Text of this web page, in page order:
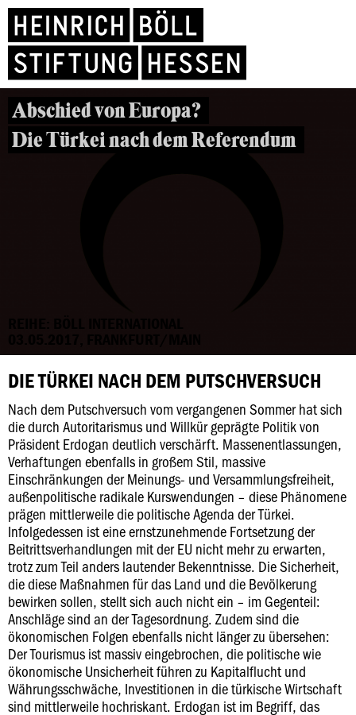
Abschied von Europa?
Die Türkei nach dem Referendum
DIE TÜRKEI NACH DEM PUTSCHVERSUCH
Nach dem Putschversuch vom vergangenen Sommer hat sich
die durch Autoritarismus und Willkür geprägte Politik von
Präsident Erdogan deutlich verschärft. Massenentlassungen,
Verhaftungen ebenfalls in großem Stil, massive
Einschränkungen der Meinungs- und Versammlungsfreiheit,
außenpolitische radikale Kurswendungen – diese Phänomene
prägen mittlerweile die politische Agenda der Türkei.
Infolgedessen ist eine ernstzunehmende Fortsetzung der
Beitrittsverhandlungen mit der EU nicht mehr zu erwarten,
trotz zum Teil anders lautender Bekenntnisse. Die Sicherheit,
die diese Maßnahmen für das Land und die Bevölkerung
bewirken sollen, stellt sich auch nicht ein – im Gegenteil:
Anschläge sind an der Tagesordnung. Zudem sind die
ökonomischen Folgen ebenfalls nicht länger zu übersehen:
Der Tourismus ist massiv eingebrochen, die politische wie
ökonomische Unsicherheit führen zu Kapitalflucht und
Währungsschwäche, Investitionen in die türkische Wirtschaft
sind mittlerweile hochriskant. Erdogan ist im Begriff, das